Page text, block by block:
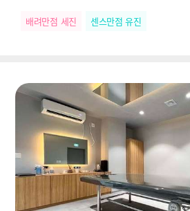
배려만점 세진 센스만점 유진